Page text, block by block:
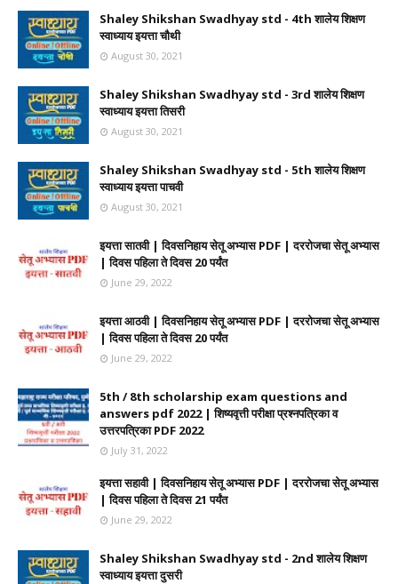
Shaley Shikshan Swadhyay std - 4th शालेय शिक्षण
स्वाध्याय इयत्ता चौथी
August 30, 2021
Shaley Shikshan Swadhyay std - 3rd शालेय शिक्षण
स्वाध्याय इयत्ता तिसरी
August 30, 2021
Shaley Shikshan Swadhyay std - 5th शालेय शिक्षण
स्वाध्याय इयत्ता पाचवी
August 30, 2021
इयत्ता सातवी | दिवसनिहाय सेतू अभ्यास PDF | दररोजचा सेतू अभ्यास
| दिवस पहिला ते दिवस 20 पर्यंत
June 29, 2022
इयत्ता आठवी | दिवसनिहाय सेतू अभ्यास PDF | दररोजचा सेतू अभ्यास
| दिवस पहिला ते दिवस 20 पर्यंत
June 29, 2022
5th / 8th scholarship exam questions and
answers pdf 2022 | शिष्यवृत्ती परीक्षा प्रश्नपत्रिका व
उत्तरपत्रिका PDF 2022
July 31, 2022
इयत्ता सहावी | दिवसनिहाय सेतू अभ्यास PDF | दररोजचा सेतू अभ्यास
| दिवस पहिला ते दिवस 21 पर्यंत
June 29, 2022
Shaley Shikshan Swadhyay std - 2nd शालेय शिक्षण
स्वाध्याय इयत्ता दुसरी